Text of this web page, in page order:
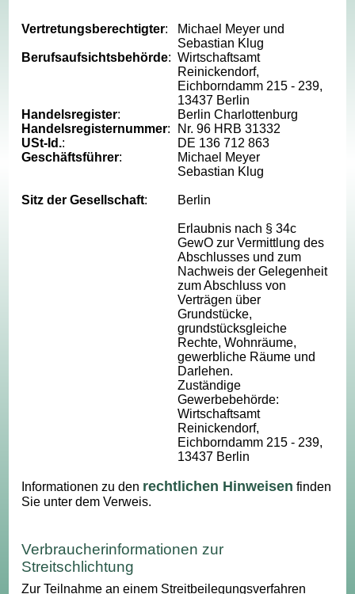
Vertretungsberechtigter:
Michael Meyer und
Sebastian Klug
Berufsaufsichtsbehörde:Wirtschaftsamt
Reinickendorf,
Eichborndamm 215 - 239,
13437 Berlin
Handelsregister:
Berlin Charlottenburg
Handelsregisternummer:
Nr. 96 HRB 31332
USt-Id.:
DE 136 712 863
Geschäftsführer:
Michael Meyer
Sebastian Klug
Sitz der Gesellschaft: Berlin
Erlaubnis nach § 34c
GewO zur Vermittlung des
Abschlusses und zum
Nachweis der Gelegenheit
zum Abschluss von
Verträgen über
Grundstücke,
grundstücksgleiche
Rechte, Wohnräume,
gewerbliche Räume und
Darlehen.
Zuständige
Gewerbebehörde:
Wirtschaftsamt
Reinickendorf,
Eichborndamm 215 - 239,
13437 Berlin
Informationen zu den rechtlichen Hinweisen finden
Sie unter dem Verweis.
Verbraucherinformationen zur
Streitschlichtung
Zur Teilnahme an einem Streitbeilegungsverfahren